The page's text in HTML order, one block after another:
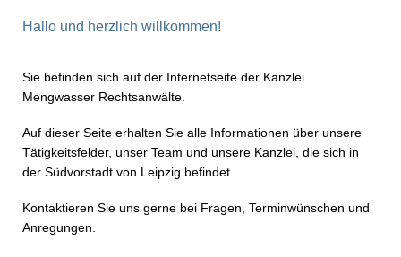
Hallo und herzlich willkommen!
Sie befinden sich auf der Internetseite der Kanzlei
Mengwasser Rechtsanwälte.
Auf dieser Seite erhalten Sie alle Informationen über unsere
Tätigkeitsfelder, unser Team und unsere Kanzlei, die sich in
der Südvorstadt von Leipzig befindet.
Kontaktieren Sie uns gerne bei Fragen, Terminwünschen und
Anregungen.